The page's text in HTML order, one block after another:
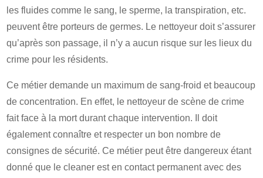
les fluides comme le sang, le sperme, la transpiration, etc.
peuvent être porteurs de germes. Le nettoyeur doit s’assurer
qu’après son passage, il n’y a aucun risque sur les lieux du
crime pour les résidents.
Ce métier demande un maximum de sang-froid et beaucoup
de concentration. En effet, le nettoyeur de scène de crime
fait face à la mort durant chaque intervention. Il doit
également connaître et respecter un bon nombre de
consignes de sécurité. Ce métier peut être dangereux étant
donné que le cleaner est en contact permanent avec des